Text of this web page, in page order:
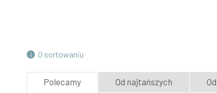
O sortowaniu
Polecamy Od najtańszych